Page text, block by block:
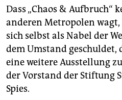
Dass „Chaos & Aufbruch“
anderen Metropolen
sich selbst als Nabel der
dem Umstand geschuldet,
eine weitere Ausstellung
der Vorstand der Stiftung
Spies.